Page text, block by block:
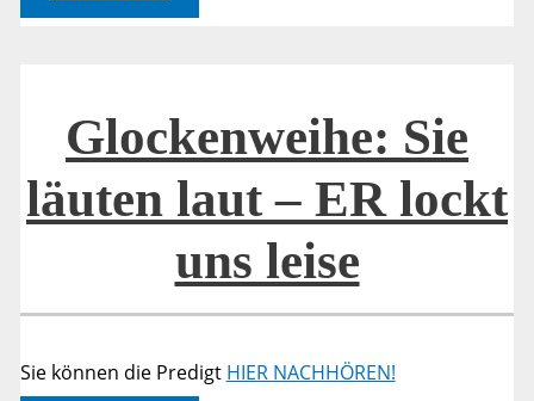
läuten
uns
leiseGlockenweihe: Sie
läuten laut – ER lockt
uns leise
Sie können die Predigt HIER NACHHÖREN!